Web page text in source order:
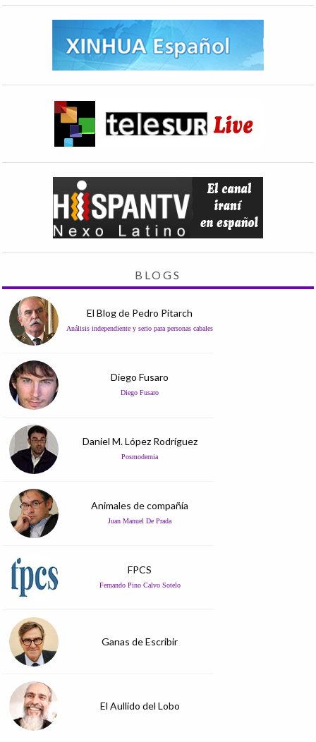
BLOGS
El Blog de Pedro Pitarch
Análisis independiente y serio para personas cabales
Diego Fusaro
Diego Fusaro
Daniel M. López Rodríguez
Posmodernia
Animales de compañía
Juan Manuel De Prada
FPCS
Fernando Pino Calvo Sotelo
Ganas de Escribir
El Aullido del Lobo